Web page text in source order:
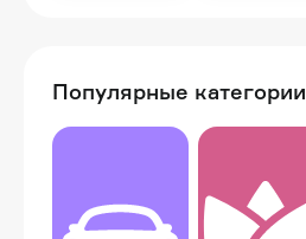
Популярные категории